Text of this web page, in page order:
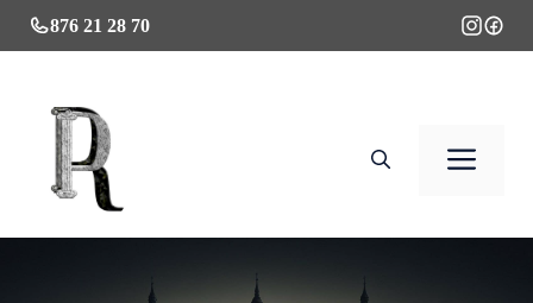
Saltar
al
876 21 28 70